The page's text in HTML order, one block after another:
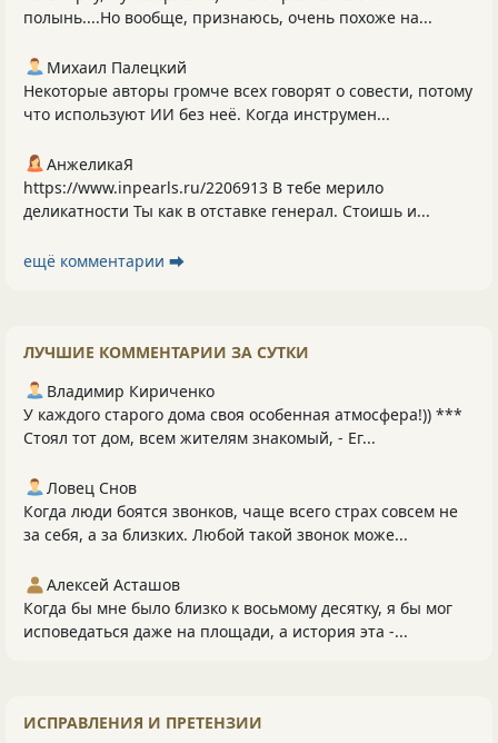
полынь....Но вообще, признаюсь, очень похоже на...
Михаил Палецкий
Некоторые авторы громче всех говорят о совести, потому
что используют ИИ без неё. Когда инструмен...
АнжеликаЯ
https://www.inpearls.ru/2206913 В тебе мерило
деликатности Ты как в отставке генерал. Стоишь и...
ещё комментарии ⮕
ЛУЧШИЕ КОММЕНТАРИИ ЗА СУТКИ
Владимир Кириченко
У каждого старого дома своя особенная атмосфера!)) ***
Стоял тот дом, всем жителям знакомый, - Ег...
Ловец Снов
Когда люди боятся звонков, чаще всего страх совсем не
за себя, а за близких. Любой такой звонок може...
Алексей Асташов
Когда бы мне было близко к восьмому десятку, я бы мог
исповедаться даже на площади, а история эта -...
ИСПРАВЛЕНИЯ И ПРЕТЕНЗИИ